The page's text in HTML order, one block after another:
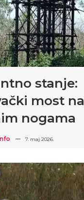
stanje:
most na
nogama
7. maj 2026.